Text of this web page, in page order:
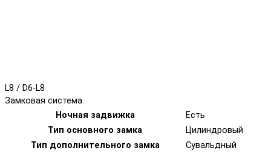
L8 / D6-L8
Замковая система
Ночная задвижка
Есть
Тип основного замка
Цилиндровый
Тип дополнительного замка
Сувальдный